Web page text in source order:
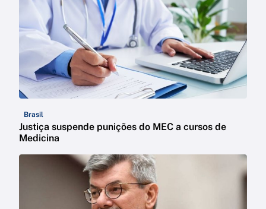
Brasil
Justiça suspende punições do MEC a cursos de
Medicina